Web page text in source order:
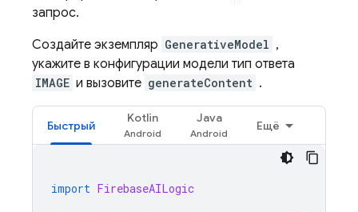
запрос.
Создайте экземпляр GenerativeModel ,
укажите в конфигурации модели тип ответа
IMAGE и вызовите generateContent .
Быстрый
Kotlin Java
Ещё
import FirebaseAILogic